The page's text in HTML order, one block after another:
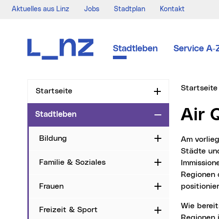
Aktuelles aus Linz Jobs Stadtplan Kontakt
Stadtleben Service A-
Startseite Aufklappen
Stadtleben Zuklappen
Bildung Aufklappen
Familie & Soziales Aufklappen
Frauen Aufklappen
Freizeit & Sport Aufklappen
Sie sind
Startseite
Am vorliegenden Städtevergleich nahmen 12 österreichische und 36 sonstige europäische
Städte
Wie bereits der Trend der letzten Jahre gezeigt hat, nähern sich die einzelnen Städte und